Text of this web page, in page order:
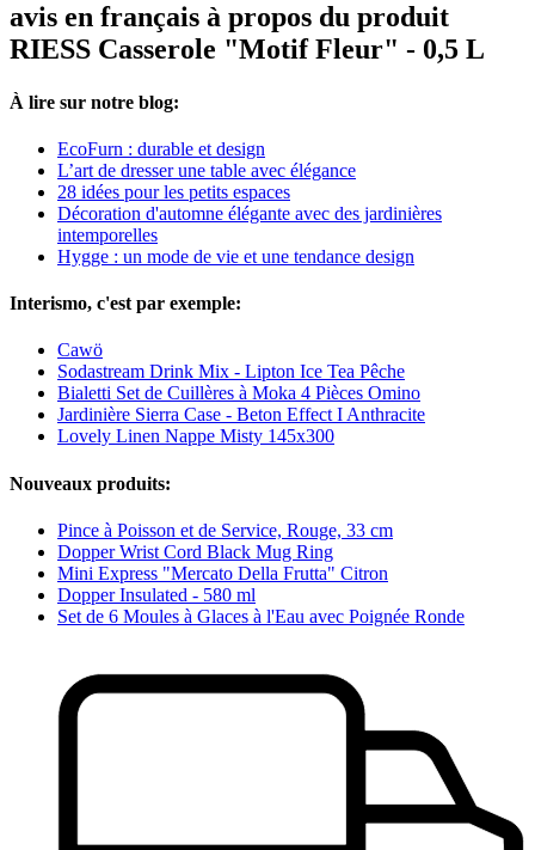
avis en français à propos du produit
RIESS Casserole "Motif Fleur" - 0,5 L
À lire sur notre blog:
EcoFurn : durable et design
L’art de dresser une table avec élégance
28 idées pour les petits espaces
Décoration d'automne élégante avec des jardinières
intemporelles
Hygge : un mode de vie et une tendance design
Interismo, c'est par exemple:
Cawö
Sodastream Drink Mix - Lipton Ice Tea Pêche
Bialetti Set de Cuillères à Moka 4 Pièces Omino
Jardinière Sierra Case - Beton Effect I Anthracite
Lovely Linen Nappe Misty 145x300
Nouveaux produits:
Pince à Poisson et de Service, Rouge, 33 cm
Dopper Wrist Cord Black Mug Ring
Mini Express "Mercato Della Frutta" Citron
Dopper Insulated - 580 ml
Set de 6 Moules à Glaces à l'Eau avec Poignée Ronde